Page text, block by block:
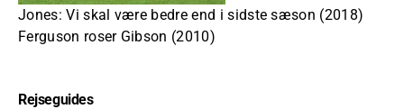
Jones: Vi skal være bedre end i sidste sæson (2018)
Ferguson roser Gibson (2010)
Rejseguides